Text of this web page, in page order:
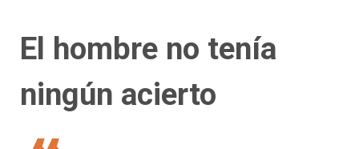
El hombre no tenía
ningún acierto